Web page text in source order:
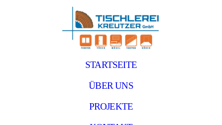
STARTSEITE
ÜBER UNS
PROJEKTE